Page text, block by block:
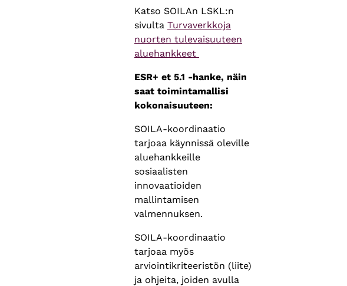
Katso SOILAn LSKL:n
sivulta Turvaverkkoja
nuorten tulevaisuuteen
aluehankkeet
ESR+ et 5.1 -hanke, näin
saat toimintamallisi
kokonaisuuteen:
SOILA-koordinaatio
tarjoaa käynnissä oleville
aluehankkeille
sosiaalisten
innovaatioiden
mallintamisen
valmennuksen.
SOILA-koordinaatio
tarjoaa myös
arviointikriteeristön (liite)
ja ohjeita, joiden avulla